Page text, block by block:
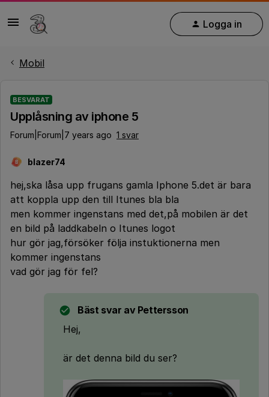
Logga in
Mobil
BESVARAT
Upplåsning av iphone 5
Forum|Forum|7 years ago 1 svar
B blazer74
hej,ska låsa upp frugans gamla Iphone 5.det är bara
att koppla upp den till Itunes bla bla
men kommer ingenstans med det,på mobilen är det
en bild på laddkabeln o Itunes logot
hur gör jag,försöker följa instuktionerna men
kommer ingenstans
vad gör jag för fel?
Bäst svar av Pettersson
Hej,
är det denna bild du ser?